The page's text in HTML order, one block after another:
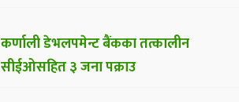
कर्णाली डेभलपमेन्ट बैंकका तत्कालीन
सीईओसहित ३ जना पक्राउ